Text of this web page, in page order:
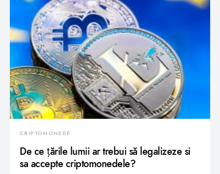
CRIPTOMONEDE
De ce țările lumii ar trebui să legalizeze si
sa accepte criptomonedele?